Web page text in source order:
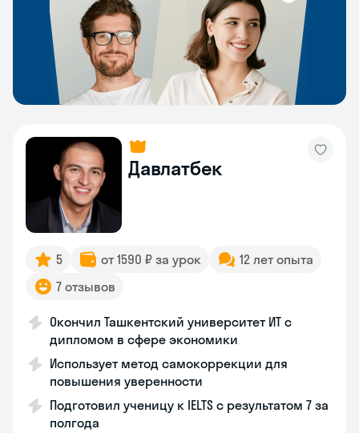
Давлатбек
5 от 1590 ₽ за урок
12 лет опыта
7 отзывов
Окончил Ташкентский университет ИТ с
дипломом в сфере экономики
Использует метод самокоррекции для
повышения уверенности
Подготовил ученицу к IELTS с результатом 7 за
полгода